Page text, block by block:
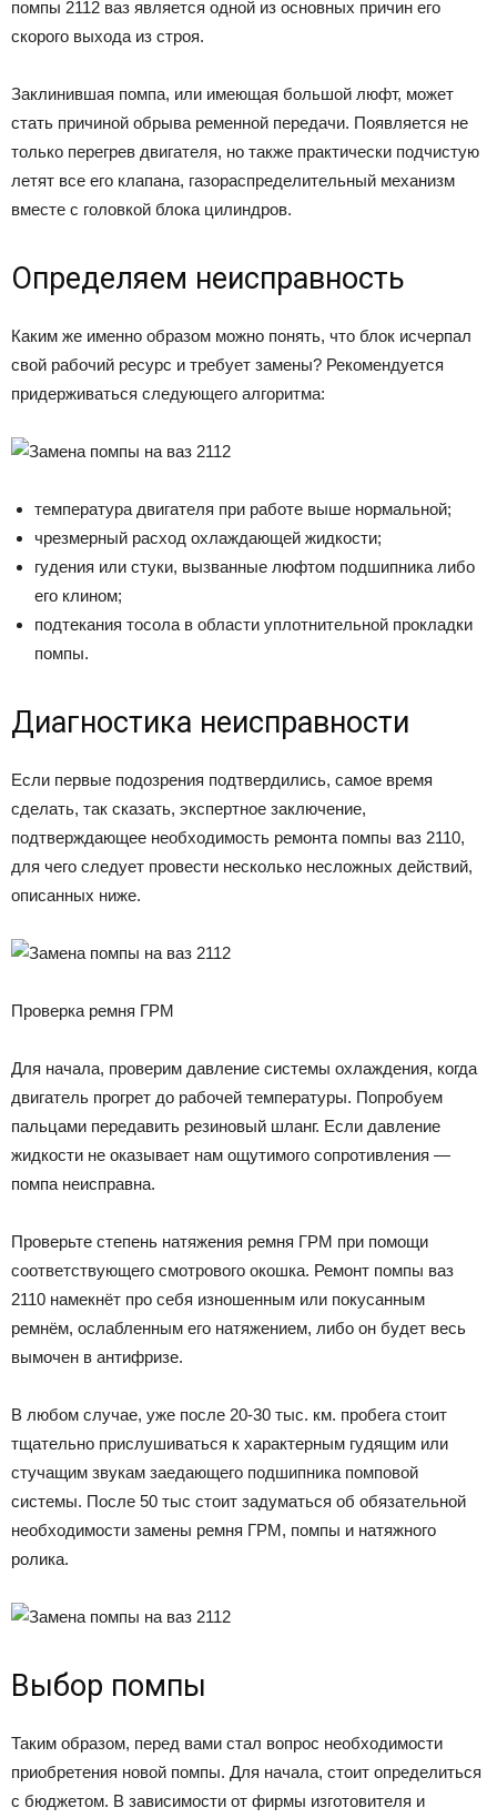
помпы 2112 ваз является одной из основных причин его
скорого выхода из строя.
Заклинившая помпа, или имеющая большой люфт, может
стать причиной обрыва ременной передачи. Появляется не
только перегрев двигателя, но также практически подчистую
летят все его клапана, газораспределительный механизм
вместе с головкой блока цилиндров.
Определяем неисправность
Каким же именно образом можно понять, что блок исчерпал
свой рабочий ресурс и требует замены? Рекомендуется
придерживаться следующего алгоритма:
температура двигателя при работе выше нормальной;
чрезмерный расход охлаждающей жидкости;
гудения или стуки, вызванные люфтом подшипника либо
его клином;
подтекания тосола в области уплотнительной прокладки
помпы.
Диагностика неисправности
Если первые подозрения подтвердились, самое время
сделать, так сказать, экспертное заключение,
подтверждающее необходимость ремонта помпы ваз 2110,
для чего следует провести несколько несложных действий,
описанных ниже.
Проверка ремня ГРМ
Для начала, проверим давление системы охлаждения, когда
двигатель прогрет до рабочей температуры. Попробуем
пальцами передавить резиновый шланг. Если давление
жидкости не оказывает нам ощутимого сопротивления —
помпа неисправна.
Проверьте степень натяжения ремня ГРМ при помощи
соответствующего смотрового окошка. Ремонт помпы ваз
2110 намекнёт про себя изношенным или покусанным
ремнём, ослабленным его натяжением, либо он будет весь
вымочен в антифризе.
В любом случае, уже после 20-30 тыс. км. пробега стоит
тщательно прислушиваться к характерным гудящим или
стучащим звукам заедающего подшипника помповой
системы. После 50 тыс стоит задуматься об обязательной
необходимости замены ремня ГРМ, помпы и натяжного
ролика.
Выбор помпы
Таким образом, перед вами стал вопрос необходимости
приобретения новой помпы. Для начала, стоит определиться
с бюджетом. В зависимости от фирмы изготовителя и